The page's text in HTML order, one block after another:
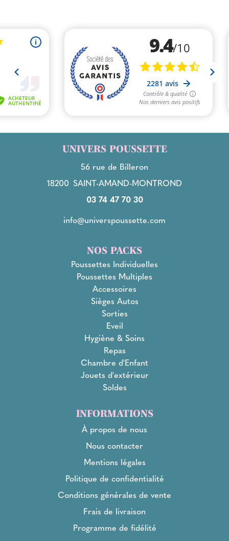
UNIVERS POUSSETTE
56 rue de Billeron
18200 SAINT-AMAND-MONTROND
03 74 47 70 30
info@universpoussette.com
NOS PACKS
Poussettes Individuelles
Poussettes Multiples
Accessoires
Sièges Autos
Sorties
Eveil
Hygiène & Soins
Repas
Chambre d'Enfant
Jouets d'extérieur
Soldes
INFORMATIONS
À propos de nous
Nous contacter
Mentions légales
Politique de confidentialité
Conditions générales de vente
Frais de livraison
Programme de fidélité